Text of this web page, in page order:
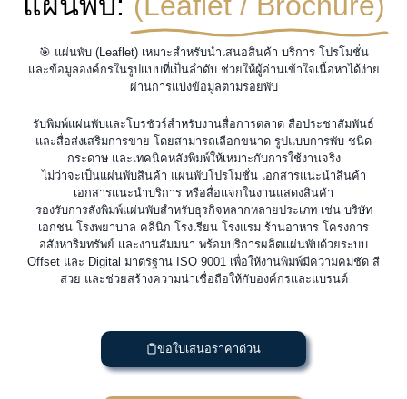
🎯 แผ่นพับ (Leaflet) เหมาะสำหรับนำเสนอสินค้า บริการ โปรโมชั่น
และข้อมูลองค์กรในรูปแบบที่เป็นลำดับ ช่วยให้ผู้อ่านเข้าใจเนื้อหาได้ง่าย
ผ่านการแบ่งข้อมูลตามรอยพับ
รับพิมพ์แผ่นพับและโบรชัวร์สำหรับงานสื่อการตลาด สื่อประชาสัมพันธ์
และสื่อส่งเสริมการขาย โดยสามารถเลือกขนาด รูปแบบการพับ ชนิด
กระดาษ และเทคนิคหลังพิมพ์ให้เหมาะกับการใช้งานจริง
ไม่ว่าจะเป็นแผ่นพับสินค้า แผ่นพับโปรโมชั่น เอกสารแนะนำสินค้า
เอกสารแนะนำบริการ หรือสื่อแจกในงานแสดงสินค้า
รองรับการสั่งพิมพ์แผ่นพับสำหรับธุรกิจหลากหลายประเภท เช่น บริษัท
เอกชน โรงพยาบาล คลินิก โรงเรียน โรงแรม ร้านอาหาร โครงการ
อสังหาริมทรัพย์ และงานสัมมนา พร้อมบริการผลิตแผ่นพับด้วยระบบ
Offset และ Digital มาตรฐาน ISO 9001 เพื่อให้งานพิมพ์มีความคมชัด สี
สวย และช่วยสร้างความน่าเชื่อถือให้กับองค์กรและแบรนด์
ขอใบเสนอราคาด่วน